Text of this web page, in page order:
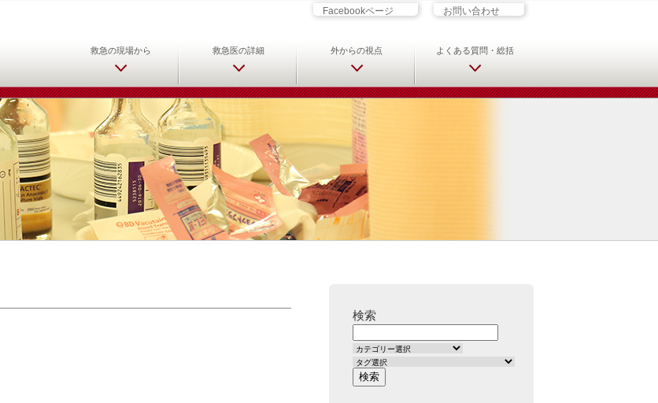
日本救急医学会 救急医をめざす君へ 救急科専門医・専攻医
Facebookページ お問い合わせ
救急の現場から 救急医の詳細 外からの視点 よくある質問・総括
検索